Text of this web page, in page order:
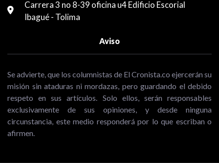
Carrera 3 no 8-39 oficina u4 Edificio Escorial
Ibagué - Tolima
Aviso
Se advierte, que los columnistas de El Cronista.co ejercerán su
misión sin ataduras ni mordazas, pero guardando el debido
respeto en sus artículos. Solo ellos, serán responsables
exclusivamente de sus opiniones, y desde ninguna
circunstancia, este medio responderá por lo que escriban o
afirmen.